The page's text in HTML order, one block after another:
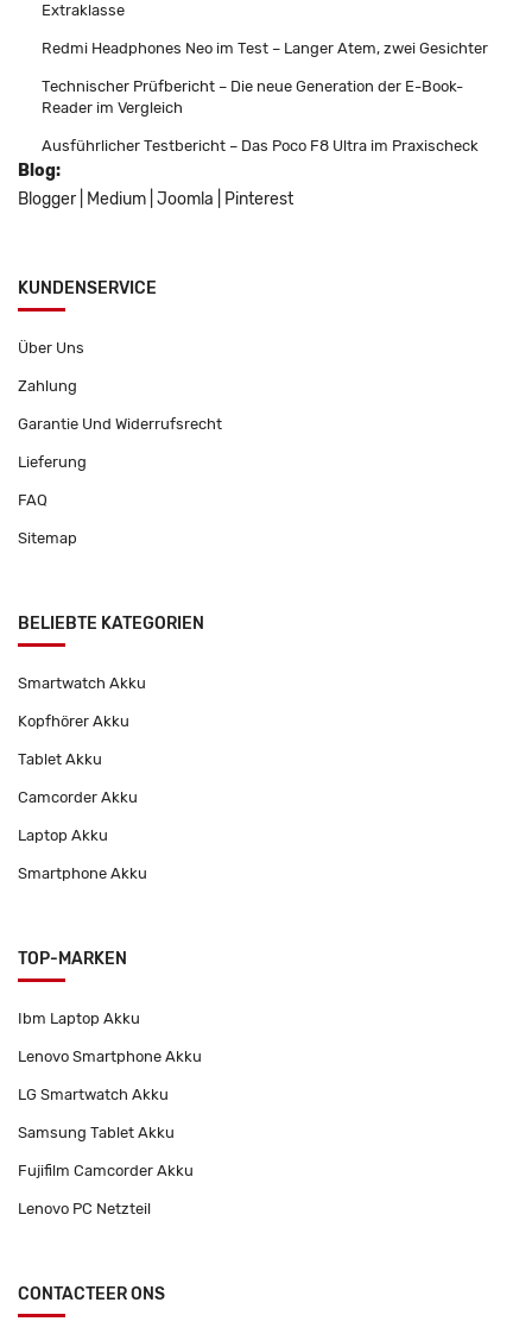
Extraklasse
Redmi Headphones Neo im Test – Langer Atem, zwei Gesichter
Technischer Prüfbericht – Die neue Generation der E-Book-
Reader im Vergleich
Ausführlicher Testbericht – Das Poco F8 Ultra im Praxischeck
Blog:
Blogger
Medium Joomla Pinterest
KUNDENSERVICE
Über Uns
Zahlung
Garantie Und Widerrufsrecht
Lieferung
FAQ
Sitemap
BELIEBTE KATEGORIEN
Smartwatch Akku
Kopfhörer Akku
Tablet Akku
Camcorder Akku
Laptop Akku
Smartphone Akku
TOP-MARKEN
Ibm Laptop Akku
Lenovo Smartphone Akku
LG Smartwatch Akku
Samsung Tablet Akku
Fujifilm Camcorder Akku
Lenovo PC Netzteil
CONTACTEER ONS